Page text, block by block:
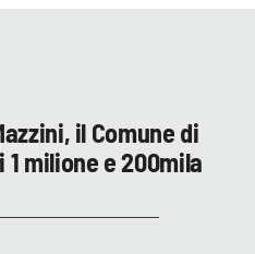
il Comune di
milione e 200mila